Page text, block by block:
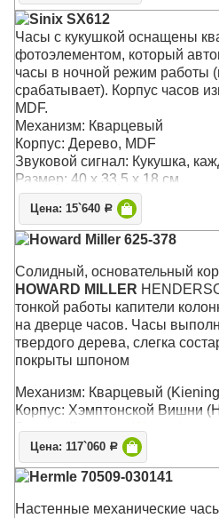
Механизм: Кварцевый
Корпус: Кованое железо
Размер: 36 x 36 х 4 см
Sinix SX612
Часы с кукушкой оснащены
фотоэлементом, который
часы в ночной режим работы
срабатывает). Корпус часов
MDF.
Механизм: Кварцевый
Корпус: Дерево, MDF
Звуковой сигнал: Кукушка,
Размер: 40 x 33,5 x 18 см
Цена: 15`640 Р
Howard Miller 625-378
Cолидный, основательный
HOWARD MILLER
тонкой работы капители
на дверце часов. Часы
твердого дерева, слегка
покрыты шпоном
Механизм: Кварцевый
Корпус: Хэмптонской Вишни
Звуковой сигнал:Westminster
Размер: 64 x 35 х 13 см
Цена: 117`060 Р
Hermle 70509-030141
Настенные механические